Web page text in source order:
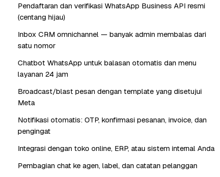
Pendaftaran dan verifikasi WhatsApp Business API resmi
(centang hijau)
Inbox CRM omnichannel — banyak admin membalas dari
satu nomor
Chatbot WhatsApp untuk balasan otomatis dan menu
layanan 24 jam
Broadcast/blast pesan dengan template yang disetujui
Meta
Notifikasi otomatis: OTP, konfirmasi pesanan, invoice, dan
pengingat
Integrasi dengan toko online, ERP, atau sistem internal Anda
Pembagian chat ke agen, label, dan catatan pelanggan